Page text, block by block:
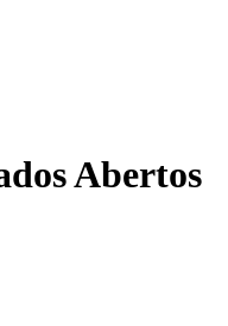
Abertos